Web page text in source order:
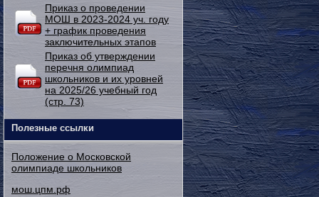
Приказ о проведении
МОШ в 2023-2024 уч. году
+ график проведения
заключительных этапов
Приказ об утверждении
перечня олимпиад
школьников и их уровней
на 2025/26 учебный год
(стр. 73)
Полезные ссылки
Положение о Московской
олимпиаде школьников
мош.цпм.рф